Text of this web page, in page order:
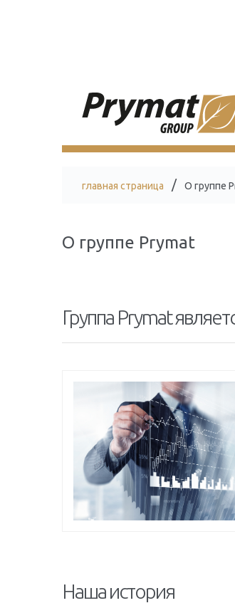
главная страница O группе
O группе Prymat
Группа Prymat
Наша история